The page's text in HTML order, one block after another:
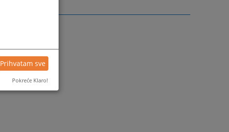
Prihvatam sve
Pokreće Klaro!